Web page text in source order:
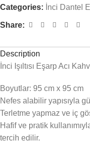
Categories: İnci Dantel
Share:
Description
İnci Işıltısı Eşarp Acı
Boyutlar: 95 cm x 95 cm
Nefes alabilir yapısıyla
Terletme yapmaz ve iç
Hafif ve pratik
tercih edilir.